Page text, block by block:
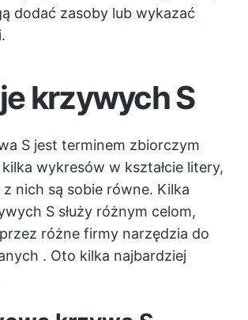
dodać zasoby lub wykazać
krzywych S
S jest terminem zbiorczym
wykresów w kształcie litery,
nich są sobie równe. Kilka
S służy różnym celom,
różne firmy narzędzia do
. Oto kilka najbardziej